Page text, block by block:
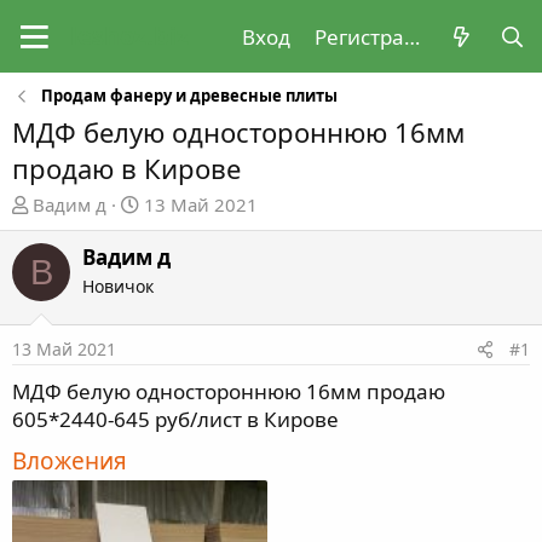
Вход Регистрация
Продам фанеру и древесные плиты
МДФ белую одностороннюю 16мм
продаю в Кирове
А
в
т
о
р
е
м
ы
Вадим д
Д
а
т
а
а
л
а
13 Май 2021
В Вадим д
Новичок
13 Май 2021 #1
МДФ белую одностороннюю 16мм продаю
605*2440-645 руб/лист в Кирове
Вложения